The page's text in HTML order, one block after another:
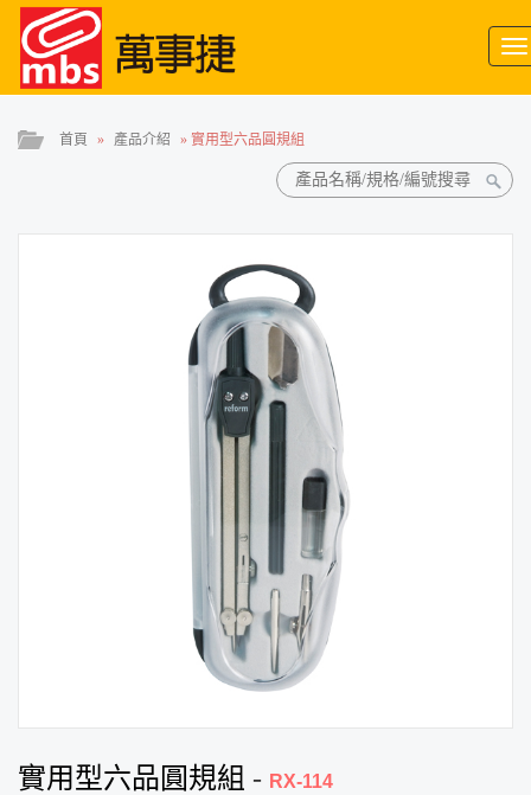
首頁 » 產品介紹 » 實用型六品圓規組
實用型六品圓規組 - RX-114